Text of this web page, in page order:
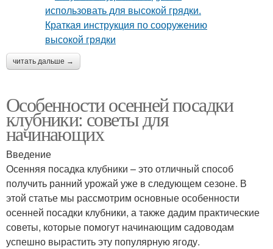
читать дальше →
Особенности осенней посадки
клубники: советы для
начинающих
Введение
Осенняя посадка клубники – это отличный способ
получить ранний урожай уже в следующем сезоне. В
этой статье мы рассмотрим основные особенности
осенней посадки клубники, а также дадим практические
советы, которые помогут начинающим садоводам
успешно вырастить эту популярную ягоду.